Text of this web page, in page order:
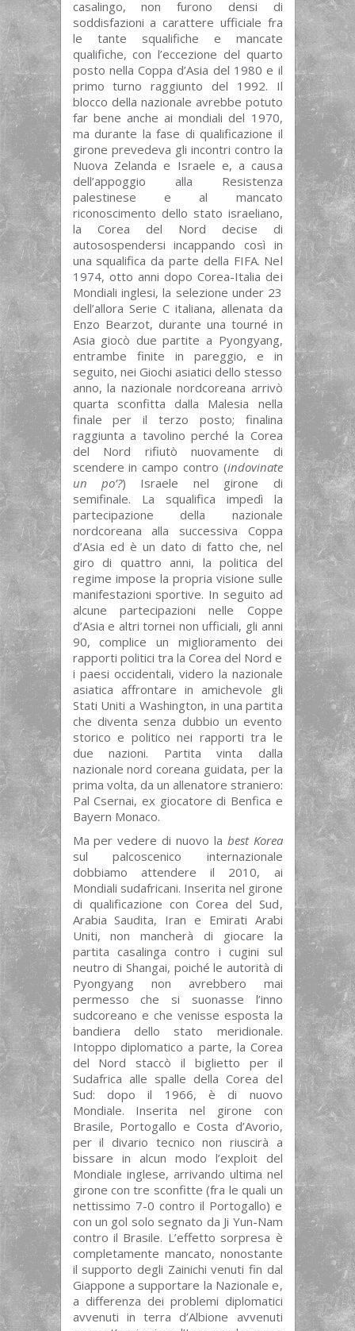
casalingo, non furono densi di
soddisfazioni a carattere ufficiale fra
le tante squalifiche e mancate
qualifiche, con l’eccezione del quarto
posto nella Coppa d’Asia del 1980 e il
primo turno raggiunto del 1992. Il
blocco della nazionale avrebbe potuto
far bene anche ai mondiali del 1970,
ma durante la fase di qualificazione il
girone prevedeva gli incontri contro la
Nuova Zelanda e Israele e, a causa
dell’appoggio alla Resistenza
palestinese e al mancato
riconoscimento dello stato israeliano,
la Corea del Nord decise di
autosospendersi incappando così in
una squalifica da parte della FIFA. Nel
1974, otto anni dopo Corea-Italia dei
Mondiali inglesi, la selezione under 23
dell’allora Serie C italiana, allenata da
Enzo Bearzot, durante una tourné in
Asia giocò due partite a Pyongyang,
entrambe finite in pareggio, e in
seguito, nei Giochi asiatici dello stesso
anno, la nazionale nordcoreana arrivò
quarta sconfitta dalla Malesia nella
finale per il terzo posto; finalina
raggiunta a tavolino perché la Corea
del Nord rifiutò nuovamente di
scendere in campo contro (indovinate
un po’?) Israele nel girone di
semifinale. La squalifica impedì la
partecipazione della nazionale
nordcoreana alla successiva Coppa
d’Asia ed è un dato di fatto che, nel
giro di quattro anni, la politica del
regime impose la propria visione sulle
manifestazioni sportive. In seguito ad
alcune partecipazioni nelle Coppe
d’Asia e altri tornei non ufficiali, gli anni
90, complice un miglioramento dei
rapporti politici tra la Corea del Nord e
i paesi occidentali, videro la nazionale
asiatica affrontare in amichevole gli
Stati Uniti a Washington, in una partita
che diventa senza dubbio un evento
storico e politico nei rapporti tra le
due nazioni. Partita vinta dalla
nazionale nord coreana guidata, per la
prima volta, da un allenatore straniero:
Pal Csernai, ex giocatore di Benfica e
Bayern Monaco.
Ma per vedere di nuovo la best Korea
sul palcoscenico internazionale
dobbiamo attendere il 2010, ai
Mondiali sudafricani. Inserita nel girone
di qualificazione con Corea del Sud,
Arabia Saudita, Iran e Emirati Arabi
Uniti, non mancherà di giocare la
partita casalinga contro i cugini sul
neutro di Shangai, poiché le autorità di
Pyongyang non avrebbero mai
permesso che si suonasse l’inno
sudcoreano e che venisse esposta la
bandiera dello stato meridionale.
Intoppo diplomatico a parte, la Corea
del Nord staccò il biglietto per il
Sudafrica alle spalle della Corea del
Sud: dopo il 1966, è di nuovo
Mondiale. Inserita nel girone con
Brasile, Portogallo e Costa d’Avorio,
per il divario tecnico non riuscirà a
bissare in alcun modo l’exploit del
Mondiale inglese, arrivando ultima nel
girone con tre sconfitte (fra le quali un
nettissimo 7-0 contro il Portogallo) e
con un gol solo segnato da Ji Yun-Nam
contro il Brasile. L’effetto sorpresa è
completamente mancato, nonostante
il supporto degli Zainichi venuti fin dal
Giappone a supportare la Nazionale e,
a differenza dei problemi diplomatici
avvenuti in terra d’Albione avvenuti